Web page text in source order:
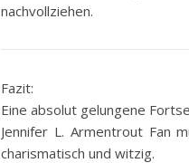
nachvollziehen.
Fazit:
Eine absolut gelungene
Jennifer L. Armentrout Fan
charismatisch und witzig.